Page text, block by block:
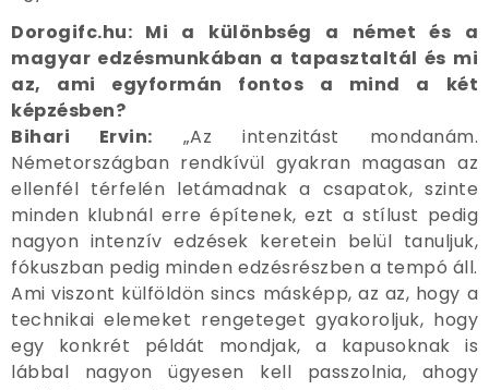
Dorogifc.hu: Mi a különbség a német és a
magyar edzésmunkában a tapasztaltál és mi
az, ami egyformán fontos a mind a két
képzésben?
Bihari Ervin: „Az intenzitást mondanám.
Németországban rendkívül gyakran magasan az
ellenfél térfelén letámadnak a csapatok, szinte
minden klubnál erre építenek, ezt a stílust pedig
nagyon intenzív edzések keretein belül tanuljuk,
fókuszban pedig minden edzésrészben a tempó áll.
Ami viszont külföldön sincs másképp, az az, hogy a
technikai elemeket rengeteget gyakoroljuk, hogy
egy konkrét példát mondjak, a kapusoknak is
lábbal nagyon ügyesen kell passzolnia, ahogy